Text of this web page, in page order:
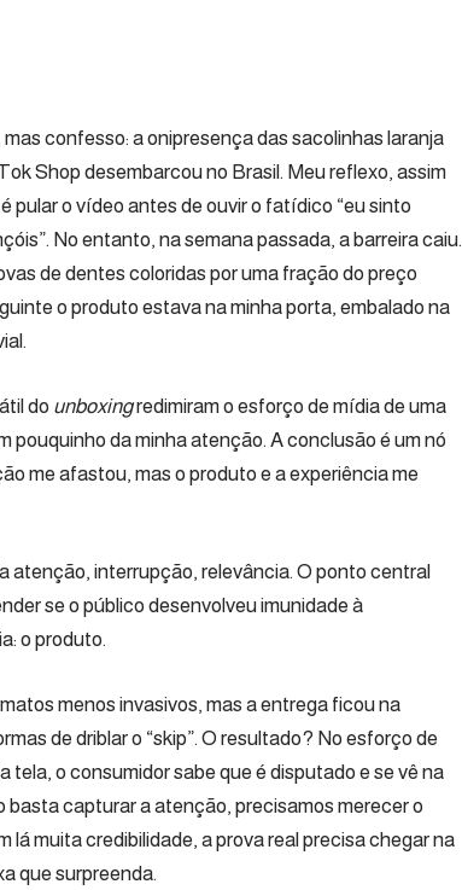
confesso: a onipresença das sacolinhas laranja
Shop desembarcou no Brasil. Meu reflexo, assim
pular o vídeo antes de ouvir o fatídico “eu sinto
No entanto, na semana passada, a barreira caiu.
de dentes coloridas por uma fração do preço
o produto estava na minha porta, embalado na
do unboxingredimiram o esforço de mídia de uma
da minha atenção. A conclusão é um nó
me afastou, mas o produto e a experiência me
atenção, interrupção, relevância. O ponto central
se o público desenvolveu imunidade à
o produto.
menos invasivos, mas a entrega ficou na
de driblar o “skip”. O resultado? No esforço de
tela, o consumidor sabe que é disputado e se vê na
basta capturar a atenção, precisamos merecer o
lá muita credibilidade, a prova real precisa chegar na
que surpreenda.